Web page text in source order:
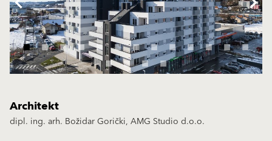
Architekt
dipl. ing. arh. Božidar Gorički, AMG Studio d.o.o.